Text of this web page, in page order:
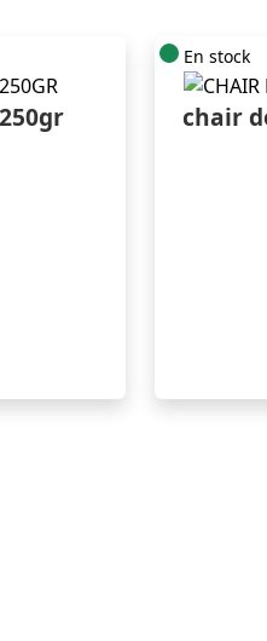
En stock
chair